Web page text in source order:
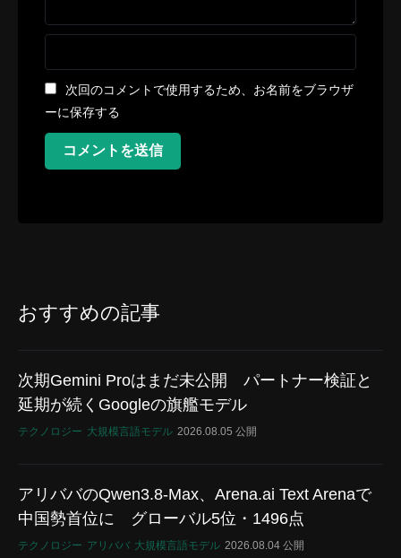
次回のコメントで使用するため、お名前をブラウザ
ーに保存する
コメントを送信
おすすめの記事
次期Gemini Proはまだ未公開 パートナー検証と
延期が続くGoogleの旗艦モデル
テクノロジー 大規模言語モデル 2026.08.05 公開
アリババのQwen3.8-Max、Arena.ai Text Arenaで
中国勢首位に グローバル5位・1496点
テクノロジー アリババ 大規模言語モデル 2026.08.04 公開